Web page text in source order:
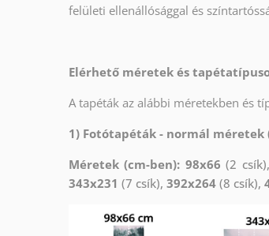
felületi ellenállósággal és
Elérhető méretek és
A tapéták az alábbi méretekben és
1) Fotótapéták - normál
Méretek (cm-ben): 98x66 (2 csík),
343x231 (7 csík), 392x264 (8 csík),